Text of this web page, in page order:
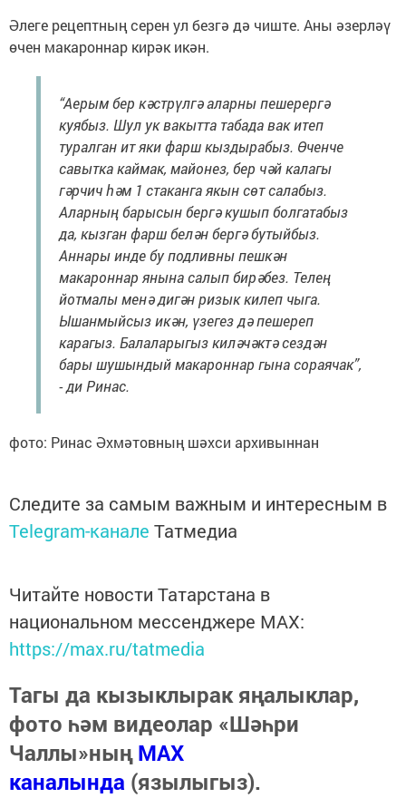
Әлеге рецептның серен ул безгә дә чиште. Аны әзерләү
өчен макароннар кирәк икән.
“Аерым бер кәстрүлгә аларны пешерергә
куябыз. Шул ук вакытта табада вак итеп
туралган ит яки фарш кыздырабыз. Өченче
савытка каймак, майонез, бер чәй калагы
гәрчич һәм 1 стаканга якын сөт салабыз.
Аларның барысын бергә кушып болгатабыз
да, кызган фарш белән бергә бутыйбыз.
Аннары инде бу подливны пешкән
макароннар янына салып бирәбез. Телең
йотмалы менә дигән ризык килеп чыга.
Ышанмыйсыз икән, үзегез дә пешереп
карагыз. Балаларыгыз киләчәктә сездән
бары шушындый макароннар гына сораячак”,
- ди Ринас.
фото: Ринас Әхмәтовның шәхси архивыннан
Следите за самым важным и интересным в
Telegram-канале Татмедиа
Читайте новости Татарстана в
национальном мессенджере MАХ:
https://max.ru/tatmedia
Тагы да кызыклырак яңалыклар,
фото һәм видеолар «Шәһри
Чаллы»ныңMAX
каналында (язылыгыз).